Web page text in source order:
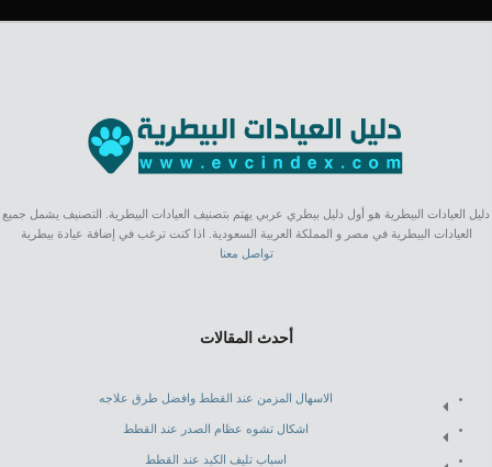
دليل العيادات البيطرية هو أول دليل بيطري عربي يهتم بتصنيف العيادات البيطرية. التصنيف يشمل جميع
العيادات البيطرية في مصر و المملكة العربية السعودية. اذا كنت ترغب في إضافة عيادة بيطرية
تواصل معنا
أحدث المقالات
الاسهال المزمن عند القطط وافضل طرق علاجه
اشكال تشوه عظام الصدر عند القطط
اسباب تليف الكبد عند القطط